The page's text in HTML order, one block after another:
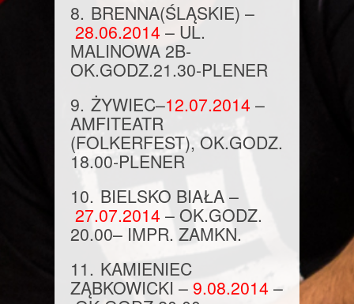
8. BRENNA(ŚLĄSKIE) –
28.06.2014– UL.
MALINOWA 2B-
OK.GODZ.21.30-PLENER
9. ŻYWIEC–12.07.2014 –
AMFITEATR
(FOLKERFEST), OK.GODZ.
18.00-PLENER
10. BIELSKO BIAŁA –
27.07.2014 – OK.GODZ.
20.00– IMPR. ZAMKN.
11. KAMIENIEC
ZĄBKOWICKI – 9.08.2014 –